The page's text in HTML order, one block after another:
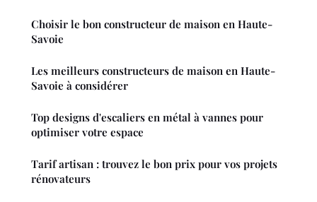
Choisir le bon constructeur de maison en Haute-
Savoie
Les meilleurs constructeurs de maison en Haute-
Savoie à considérer
Top designs d'escaliers en métal à vannes pour
optimiser votre espace
Tarif artisan : trouvez le bon prix pour vos projets
rénovateurs